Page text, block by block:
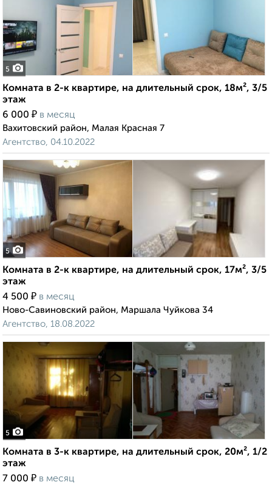
5
Комната в 2-к квартире, на длительный срок, 18м², 3/5
этаж
6 000 ₽ в месяц
Вахитовский район, Малая Красная 7
Агентство, 04.10.2022
5
Комната в 2-к квартире, на длительный срок, 17м², 3/5
этаж
4 500 ₽ в месяц
Ново-Савиновский район, Маршала Чуйкова 34
Агентство, 18.08.2022
5
Комната в 3-к квартире, на длительный срок, 20м², 1/2
этаж
7 000 ₽ в месяц